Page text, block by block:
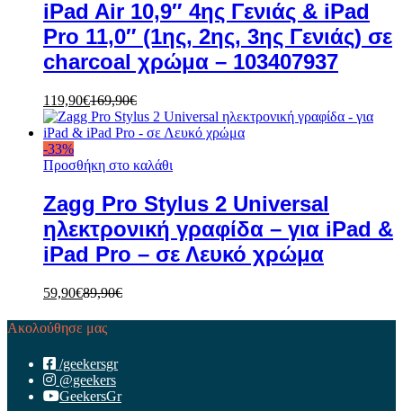
iPad Air 10,9″ 4ης Γενιάς & iPad
Pro 11,0″ (1ης, 2ης, 3ης Γενιάς) σε
charcoal χρώμα – 103407937
119,90€169,90€
-33%
Προσθήκη στο καλάθι
Zagg Pro Stylus 2 Universal
ηλεκτρονική γραφίδα – για iPad &
iPad Pro – σε Λευκό χρώμα
59,90€89,90€
Ακολούθησε μας
/geekersgr
@geekers
GeekersGr